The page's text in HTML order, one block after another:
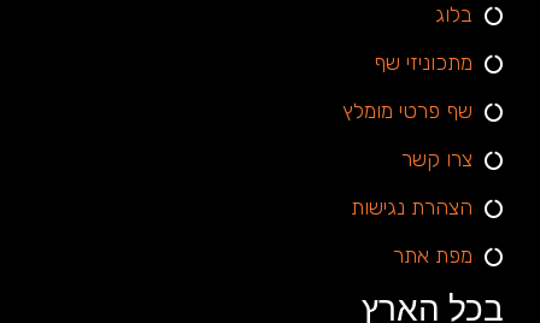
בלוג
מתכוניזי שף
שף פרטי מומלץ
צרו קשר
הצהרת נגישות
מפת אתר
בכל הארץ